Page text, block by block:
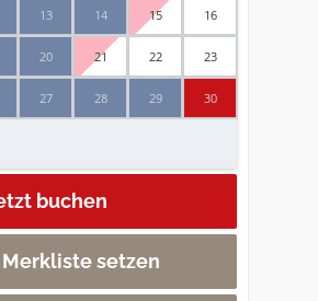
13 14 15 16
20 21 22 23
27 28 29 30
setzen